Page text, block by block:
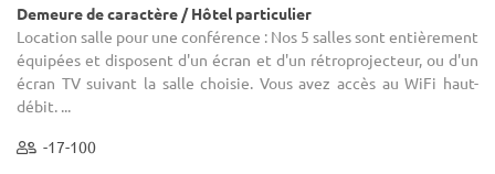
Demeure de caractère / Hôtel particulier
Location salle pour une conférence : Nos 5 salles sont entièrement
équipées et disposent d'un écran et d'un rétroprojecteur, ou d'un
écran TV suivant la salle choisie. Vous avez accès au WiFi haut-
débit. ...
-17-100